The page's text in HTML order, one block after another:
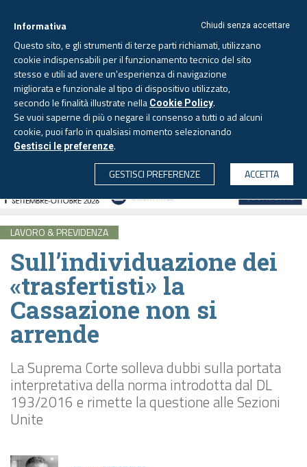
CERCA
Venerdì, 7 agosto 2026 - Aggiornato alle 6.00
LAVORO & PREVIDENZA
Sull’individuazione dei
«trasfertisti» la
Cassazione non si
arrende
La Suprema Corte solleva dubbi sulla portata
interpretativa della norma introdotta dal DL
193/2016 e rimette la questione alle Sezioni
Unite
Chiudi senza accettare
Informativa
Questo sito, e gli strumenti di terze parti richiamati, utilizzano
cookie indispensabili per il funzionamento tecnico del sito
stesso e utili ad avere un'esperienza di navigazione
migliorata e funzionale al tipo di dispositivo utilizzato,
secondo le finalità illustrate nella Cookie Policy.
Se vuoi saperne di più o negare il consenso a tutti o ad alcuni
cookie, puoi farlo in qualsiasi momento selezionando
Gestisci le preferenze.
GESTISCI PREFERENZE
ACCETTA